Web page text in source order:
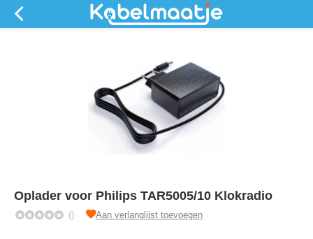
Oplader voor Philips TAR5005/10 Klokradio
() Aan verlanglijst toevoegen